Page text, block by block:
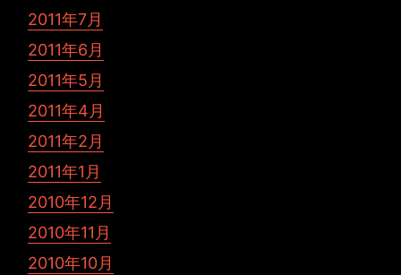
2011年7月
2011年6月
2011年5月
2011年4月
2011年2月
2011年1月
2010年12月
2010年11月
2010年10月